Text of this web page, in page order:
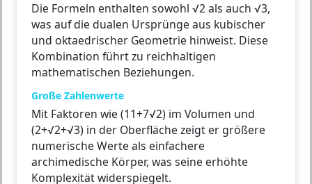
Die Formeln enthalten sowohl √2 als auch √3,
was auf die dualen Ursprünge aus kubischer
und oktaedrischer Geometrie hinweist. Diese
Kombination führt zu reichhaltigen
mathematischen Beziehungen.
Große Zahlenwerte
Mit Faktoren wie (11+7√2) im Volumen und
(2+√2+√3) in der Oberfläche zeigt er größere
numerische Werte als einfachere
archimedische Körper, was seine erhöhte
Komplexität widerspiegelt.